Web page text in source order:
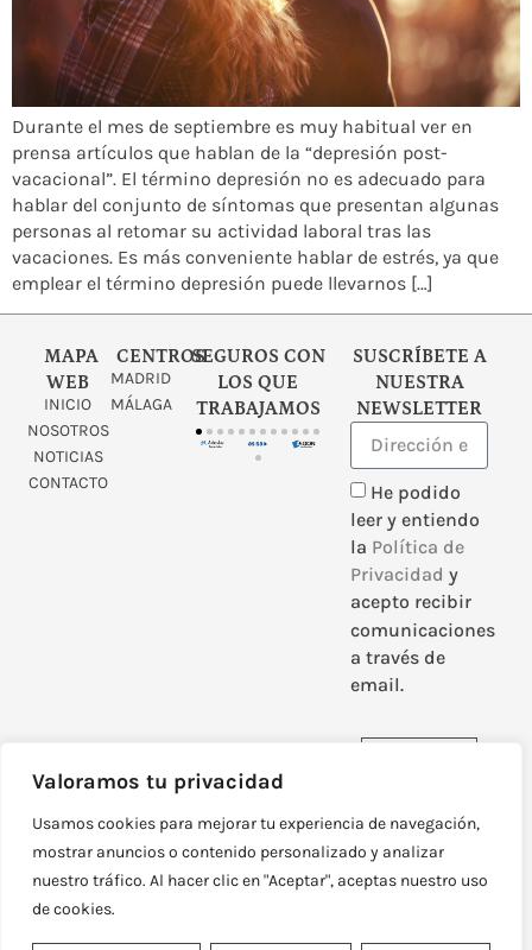
Valoramos tu privacidad
Usamos cookies para mejorar tu experiencia de navegación,
mostrar anuncios o contenido personalizado y analizar
nuestro tráfico. Al hacer clic en "Aceptar", aceptas nuestro uso
de cookies.
Durante el mes de septiembre es muy habitual ver en
prensa artículos que hablan de la “depresión post-
vacacional”. El término depresión no es adecuado para
hablar del conjunto de síntomas que presentan algunas
personas al retomar su actividad laboral tras las
vacaciones. Es más conveniente hablar de estrés, ya que
emplear el término depresión puede llevarnos […]
MAPA
WEB
INICIO
NOSOTROS
NOTICIAS
CONTACTO
CENTROS
MADRID
MÁLAGA
SEGUROS CON
LOS QUE
TRABAJAMOS
SUSCRÍBETE A
NUESTRA
NEWSLETTER
He podido
leer y entiendo
la Política de
Privacidad y
acepto recibir
comunicaciones
a través de
email.
© TODOS LOS DERECHOS RESERVADOS
AVISO LEGAL